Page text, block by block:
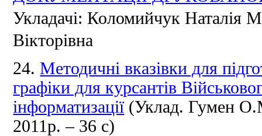
Укладачі: Коломийчук Наталія
Вікторівна
24.Методичні вказівки для
графіки для курсантів
інформатизації(Уклад. Гумен
2011р. – 36 с)